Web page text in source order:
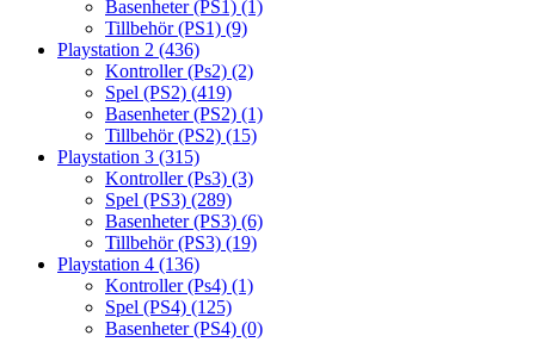
Basenheter (PS1) (1)
Tillbehör (PS1) (9)
Playstation 2 (436)
Kontroller (Ps2) (2)
Spel (PS2) (419)
Basenheter (PS2) (1)
Tillbehör (PS2) (15)
Playstation 3 (315)
Kontroller (Ps3) (3)
Spel (PS3) (289)
Basenheter (PS3) (6)
Tillbehör (PS3) (19)
Playstation 4 (136)
Kontroller (Ps4) (1)
Spel (PS4) (125)
Basenheter (PS4) (0)